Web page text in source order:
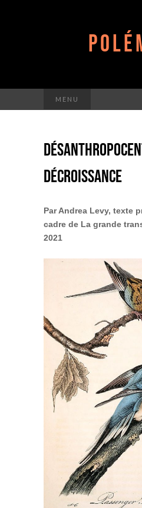
MENU
DÉCROISSANCE
Par Andrea Levy, texte
cadre de La grande
2021